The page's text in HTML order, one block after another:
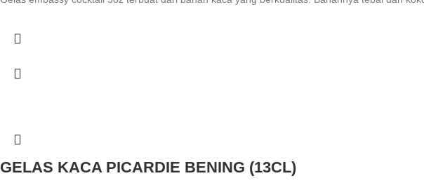
GELAS KACA PICARDIE BENING (13CL)